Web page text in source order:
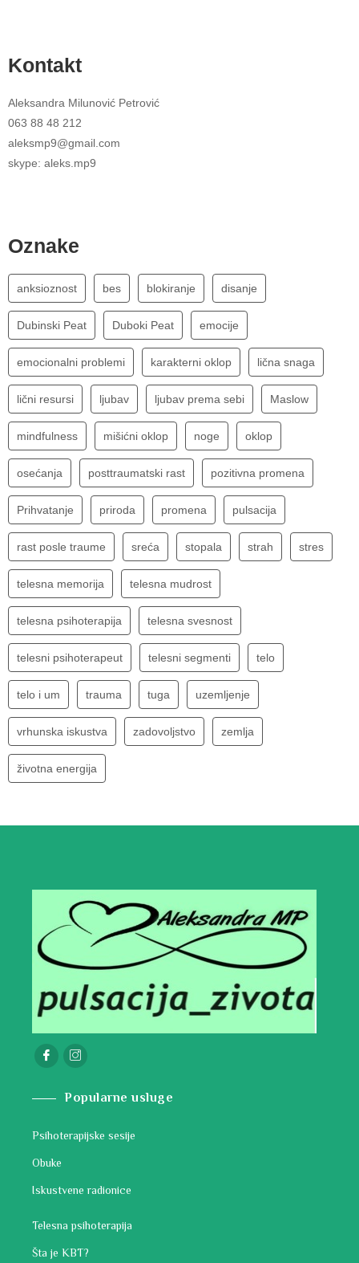
Kontakt
Aleksandra Milunović Petrović
063 88 48 212
aleksmp9@gmail.com
skype: aleks.mp9
Oznake
anksioznost bes blokiranje disanje
Dubinski Peat Duboki Peat emocije
emocionalni problemi karakterni oklop lična snaga
lični resursi ljubav ljubav prema sebi Maslow
mindfulness mišićni oklop noge oklop
osećanja posttraumatski rast pozitivna promena
Prihvatanje priroda promena pulsacija
rast posle traume sreća stopala strah stres
telesna memorija telesna mudrost
telesna psihoterapija telesna svesnost
telesni psihoterapeut telesni segmenti telo
telo i um trauma tuga uzemljenje
vrhunska iskustva zadovoljstvo zemlja
životna energija
Popularne usluge
Psihoterapijske sesije
Obuke
Iskustvene radionice
Telesna psihoterapija
Šta je KBT?